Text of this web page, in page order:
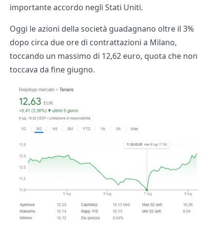
importante accordo negli Stati Uniti.
Oggi le azioni della società guadagnano oltre il 3%
dopo circa due ore di contrattazioni a Milano,
toccando un massimo di 12,62 euro, quota che non
toccava da fine giugno.